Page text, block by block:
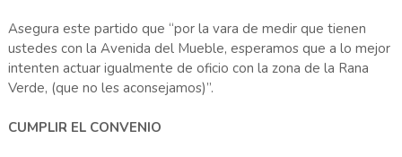
Asegura este partido que “por la vara de medir que tienen
ustedes con la Avenida del Mueble, esperamos que a lo mejor
intenten actuar igualmente de oficio con la zona de la Rana
Verde, (que no les aconsejamos)”.
CUMPLIR EL CONVENIO